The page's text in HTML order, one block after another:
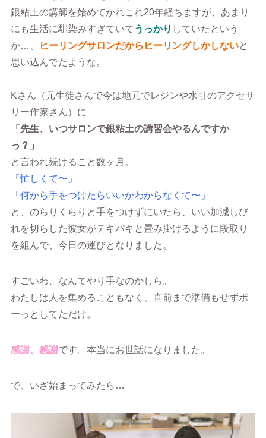
銀粘土の講師を始めてかれこれ20年経ちますが、あまり
にも生活に馴染みすぎていて うっかり していたという
か…、
ヒーリングサロンだからヒーリングしかしないと
思い込んでたような。
Kさん（元生徒さんで今は地元でレジンや水引のアクセサ
リー作家さん）に
「先生、いつサロンで銀粘土の講習会やるんですか
っ？」
と言われ続けること数ヶ月。
「忙しくて〜」
「何から手をつけたらいいかわからなくて〜」
と、のらりくらりと手をつけずにいたら、いい加減しび
れを切らした彼女がテキパキと畳み掛けるように段取り
を組んで、今日の運びとなりました。
すごいわ、なんてやり手なのかしら。
わたしは人を集めることもなく、直前まで準備もせずボ
ーっとしてただけ。
感謝、感謝です。本当にお世話になりました。
で、いざ始まってみたら…